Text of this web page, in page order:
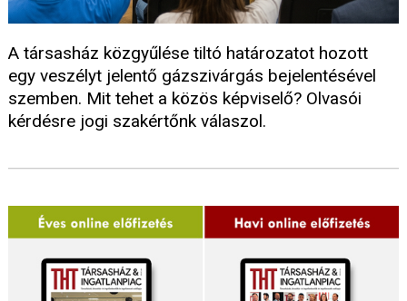
A társasház közgyűlése tiltó határozatot hozott
egy veszélyt jelentő gázszivárgás bejelentésével
szemben. Mit tehet a közös képviselő? Olvasói
kérdésre jogi szakértőnk válaszol.